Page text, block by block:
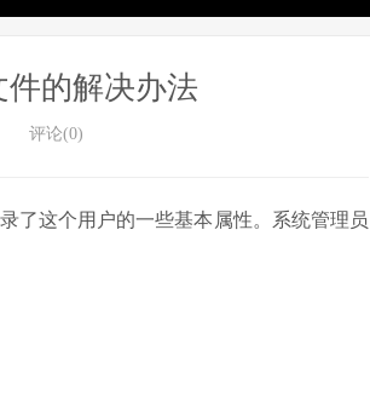
件的解决办法
评论(0)
了这个用户的一些基本属性。系统管理员